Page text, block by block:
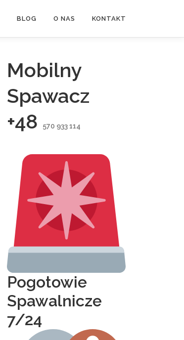
BLOG O NAS KONTAKT
Mobilny
Spawacz
+48
570 933 114
Pogotowie
Spawalnicze
7/24